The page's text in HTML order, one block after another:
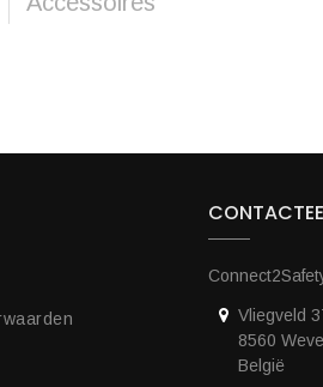
Vliegveld
8560
België